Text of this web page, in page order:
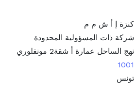
كنزة إ أ ش م م
شركة ذات المسؤولية المحدودة
نهج الساحل عمارة أ شقة2 مونفلوري
1001
تونس